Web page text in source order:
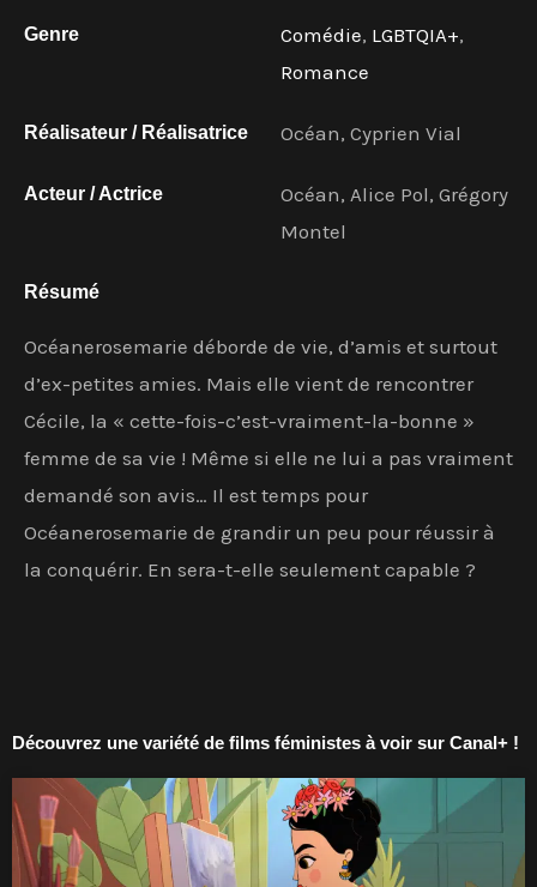
Genre Comédie, LGBTQIA+,
Romance
Réalisateur / Réalisatrice Océan, Cyprien Vial
Acteur / Actrice
Océan, Alice Pol, Grégory
Montel
Résumé
Océanerosemarie déborde de vie, d’amis et surtout
d’ex-petites amies. Mais elle vient de rencontrer
Cécile, la « cette-fois-c’est-vraiment-la-bonne »
femme de sa vie ! Même si elle ne lui a pas vraiment
demandé son avis… Il est temps pour
Océanerosemarie de grandir un peu pour réussir à
la conquérir. En sera-t-elle seulement capable ?
Découvrez une variété de films féministes à voir sur Canal+ !